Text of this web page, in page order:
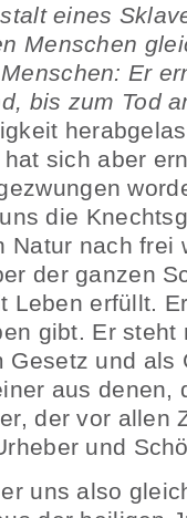
eines
Menschen
Er
bis zum Tod
sich aber
die
Natur nach frei
der ganzen
Leben erfüllt.
gibt. Er steht
Gesetz und als
aus denen,
der vor allen
und
uns also